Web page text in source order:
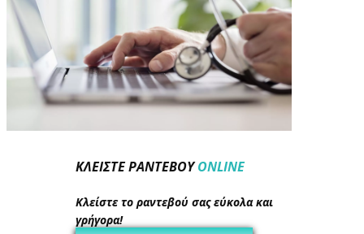
ΚΛΕΙΣΤΕ ΡΑΝΤΕΒΟΥONLINE
Κλείστε το ραντεβού σας εύκολα και
γρήγορα!